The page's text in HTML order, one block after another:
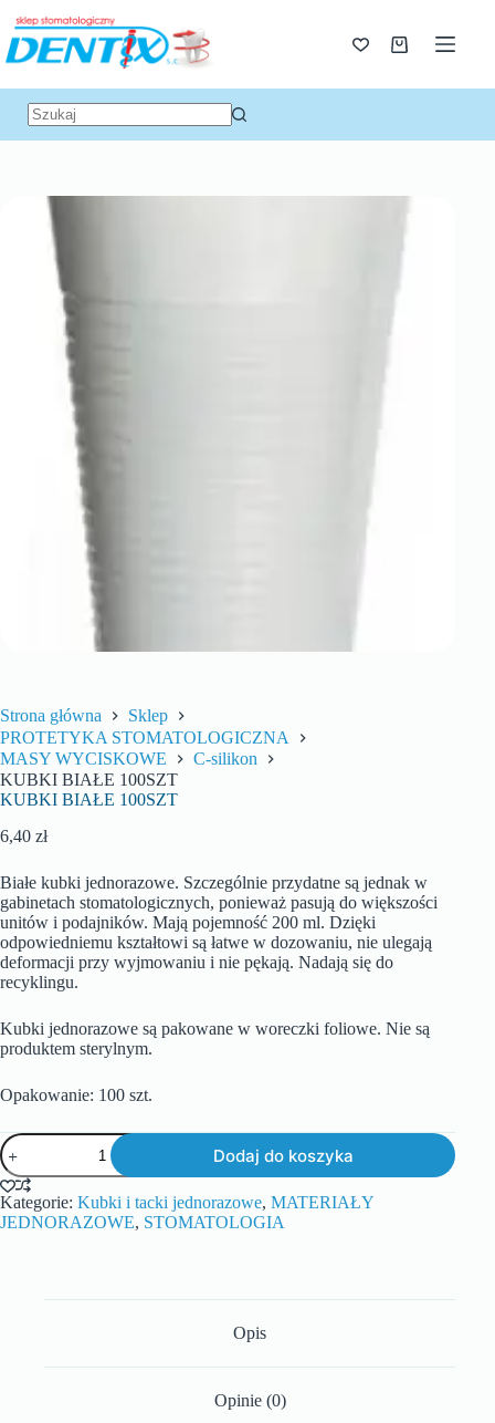
Strona główna
Sklep
PROTETYKA STOMATOLOGICZNA
MASY WYCISKOWE
C-silikon
KUBKI BIAŁE 100SZT
KUBKI BIAŁE 100SZT
6,40 zł
Białe kubki jednorazowe. Szczególnie przydatne są jednak w
gabinetach stomatologicznych, ponieważ pasują do większości
unitów i podajników. Mają pojemność 200 ml. Dzięki
odpowiedniemu kształtowi są łatwe w dozowaniu, nie ulegają
deformacji przy wyjmowaniu i nie pękają. Nadają się do
recyklingu.
Kubki jednorazowe są pakowane w woreczki foliowe. Nie są
produktem sterylnym.
Opakowanie: 100 szt.
Dodaj do koszyka
Kategorie: Kubki i tacki jednorazowe, MATERIAŁY
JEDNORAZOWE, STOMATOLOGIA
Opis
Opinie (0)